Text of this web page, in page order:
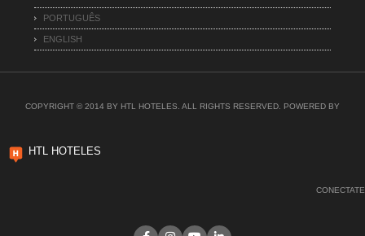
PORTUGUÊS
ENGLISH
COPYRIGHT © 2014 BY HTL HOTELES. ALL RIGHTS RESERVED. POWERED BY
HTL HOTELES
CONECTATE